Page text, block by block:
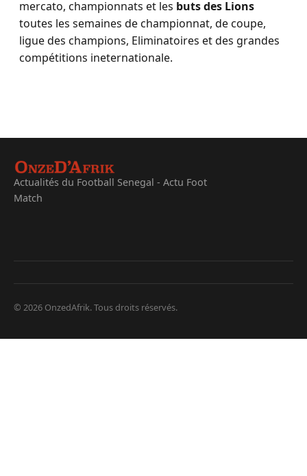
mercato, championnats et les buts des Lions
toutes les semaines de championnat, de coupe,
ligue des champions, Eliminatoires et des grandes
compétitions ineternationale.
Actualités du Football Senegal - Actu Foot
Match
© 2026 OnzedAfrik. Tous droits réservés.